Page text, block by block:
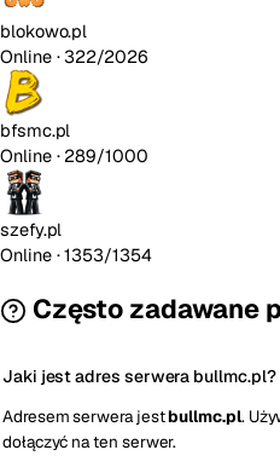
blokowo.pl
Online· 322/2026
bfsmc.pl
Online· 289/1000
szefy.pl
Online· 1353/1354
Często zadawane
Jaki jest adres serwera bullmc.pl?
Adresem serwera jestbullmc.pl.
dołączyć na ten serwer.